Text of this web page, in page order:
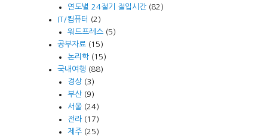
연도별 24절기 절입시간(82)
IT/컴퓨터
(2)
워드프레스(5)
공부자료 (15)
논리학(15)
국내여행 (88)
경상(3)
부산(9)
서울(24)
전라(17)
제주(25)